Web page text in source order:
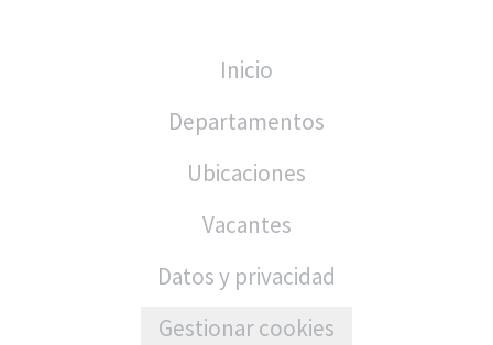
Inicio
Departamentos
Ubicaciones
Vacantes
Datos y privacidad
Gestionar cookies